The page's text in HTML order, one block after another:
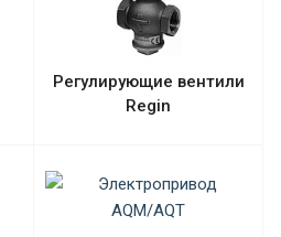
Регулирующие вентили
Regin